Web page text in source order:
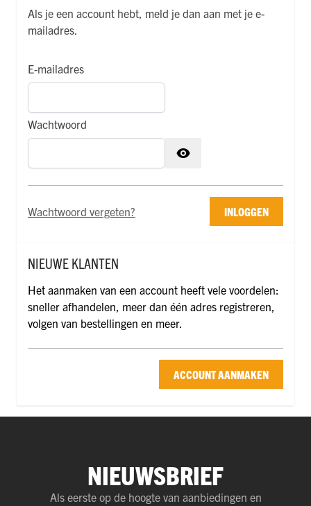
Als je een account hebt, meld je dan aan met je e-
mailadres.
E-mailadres
Wachtwoord
INLOGGEN
Wachtwoord vergeten?
NIEUWE KLANTEN
Het aanmaken van een account heeft vele voordelen:
sneller afhandelen, meer dan één adres registreren,
volgen van bestellingen en meer.
ACCOUNT AANMAKEN
NIEUWSBRIEF
Als eerste op de hoogte van aanbiedingen en